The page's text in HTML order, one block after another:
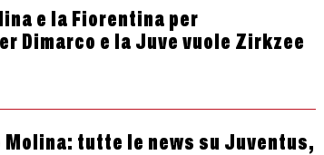
e la Fiorentina per
Dimarco e la Juve vuole Zirkzee
tutte le news su Juventus,